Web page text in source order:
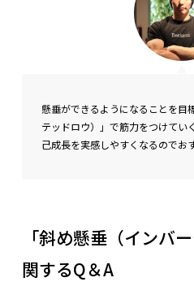
懸垂ができるようになることを目
テッドロウ）」で筋力をつけてい
己成長を実感しやすくなるのでお
「斜め懸垂（インバ
関するQ＆A